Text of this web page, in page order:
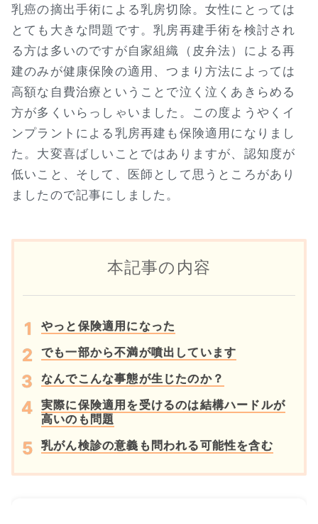
乳癌の摘出手術による乳房切除。女性にとっては
とても大きな問題です。乳房再建手術を検討され
る方は多いのですが自家組織（皮弁法）による再
建のみが健康保険の適用、つまり方法によっては
高額な自費治療ということで泣く泣くあきらめる
方が多くいらっしゃいました。この度ようやくイ
ンプラントによる乳房再建も保険適用になりまし
た。大変喜ばしいことではありますが、認知度が
低いこと、そして、医師として思うところがあり
ましたので記事にしました。
本記事の内容
やっと保険適用になった
でも一部から不満が噴出しています
なんでこんな事態が生じたのか？
実際に保険適用を受けるのは結構ハードルが
高いのも問題
乳がん検診の意義も問われる可能性を含む